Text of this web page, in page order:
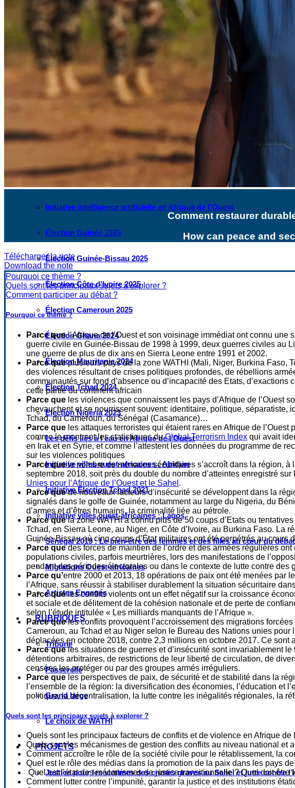
Réseaux sociaux
Les relations entre l’Afrique de l’Ouest et la Chine
Crise Covid-19
Voir tous les débats
INITIATIVES
Initiative villes ouest-africaines : Accra
Initiative intelligence artificielle en Afrique de l’Ouest
Élection Guinée 2025
Élection Guinée-Bissau 2025
Élection Côte d’Ivoire 2025
Élection Cameroun 2025
Élection Ghana 2024
Élection Mauritanie 2024
Élection Tchad 2024
Election Nigéria 2023
Les défis liés à l’eau en Afrique de l’Ouest
Initiative villes ouest-africaines : Abidjan
Initiative Élection Tchad 2021
Initiative villes ouest-africaines : Lagos
Sénégal 2019 : Le bien-être des femmes et des filles au cœur du
Migrations Ouest-africaines
Artistes Engagés
RUBRIQUES
Tribune
Passerelle
Grand large
Le choix de WATHI
PROJETS
Justice pour les victimes des crimes graves au Sahel et lutte contre
Comment restaurer
How can peace and
Télécharger la note
Download the note
Pourquoi ce thème ?
Quels sont les principaux sujets à explorer ?
Comment participer au débat ?
Pourquoi ce thème ?
Parce quel’Afrique de l’Ouest et son voisinage immédiat ont connu
guerre civile en Guinée-Bissau de 1998 à 1999, deux guerres civiles au
une guerre de plus de dix ans en Sierra Leone entre 1991 et 2002.
Parce queplusieurs pays de la zone WATHI (Mali, Niger, Burkina Faso,
des violences résultant de crises politiques profondes, de rébellions
communautés sur fond d’absence ou d’incapacité des Etats,
cette partie du continent africain
Parce que les violences que connaissent les pays d’Afrique de l’Ouest
chevauchent et se nourrissent souvent: identitaire, politique, séparatiste,
Tchad, du Cameroun, du Sénégal (Casamance)…
Parce que les attaques terroristes qui étaient rares en Afrique de
comme le montrent les statistiques duGlobal Terrorism Index qui avait
en Irak et en Syrie, et comme l’attestent les données du programme de
sur les violences politiques
Parce quele nombre de menaces sécuritaires s’accroît dans la région,
septembre 2018, soit près du double du nombre d’atteintes enregistré sur
Unies pour l’Afrique de l’Ouest et le Sahel .
Parce quede nouveaux facteurs d’insécurité se développent dans la
signalés dans le golfe de Guinée, notamment au large du Nigeria, du
d’armes et d’êtres humains, la criminalité liée au pétrole.
Parce quela zone WATHI a connu plus de 50 coups d’Etats ou
Tchad, en Sierra Leone, au Niger, en Côte d’Ivoire, au Burkina Faso. La
Guinée-Bissau où cinq coups d’État militaires ont été perpétrés au
Parce quedes forces de maintien de l’ordre et des armées régulières
populations civiles, parfois meurtrières, lors des manifestations de
pendant des périodes électorales ou dans le contexte de lutte contre
Parce qu’entre 2000 et 2013, 18 opérations de paix ont été menées par
l’Afrique, sans réussir à stabiliser durablement la situation sécuritaire
Parce queles conflits violents ont un effet négatif sur la croissance
et sociale et de délitement de la cohésion nationale et de perte de
selon l’étude intitulée « Les milliards manquants de l’Afrique ».
Parce queles conflits provoquent l’accroissement des migrations
Cameroun, au Tchad et au Niger selon le Bureau des Nations unies
déplacées en octobre 2018, contre 2,3 millions en octobre 2017. Ce sont
Parce queles situations de guerres et d’insécurité sont invariablement
détentions arbitraires, de restrictions de leur liberté de circulation, de
censées les protéger ou par des groupes armés irréguliers.
Parce que les perspectives de paix, de sécurité et de stabilité dans la
l’ensemble de la région: la diversification des économies, l’éducation
politique, la décentralisation, la lutte contre les inégalités régionales, la
Quels sont les principaux sujets à explorer ?
Quels sont les principaux facteurs de conflits et de violence en Afrique de
Quels sont les mécanismes de gestion des conflits au niveau national et
Comment accroître le rôle de la société civile pour le rétablissement, la
Quel est le rôle des médias dans la promotion de la paix dans les pays
Quel est l’état des mécanismes de justice transitionnelle ? Quel doit être
Comment lutter contre l’impunité, garantir la justice et des institutions